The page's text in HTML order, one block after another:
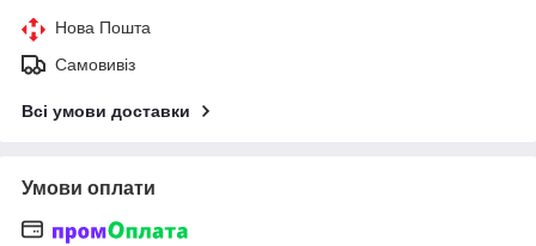
Нова Пошта
Самовивіз
Всі умови доставки
Умови оплати